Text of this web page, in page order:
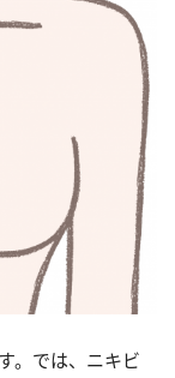
。では、ニキビ